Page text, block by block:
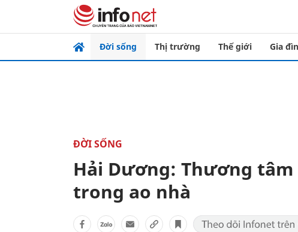
Đời sống Thị trường Thế giới Gia
ĐỜI SỐNG
Hải Dương: Thương
trong ao nhà